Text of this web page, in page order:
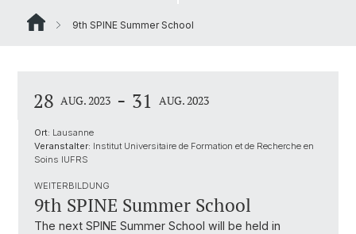
9th SPINE Summer School
28 AUG. 2023 - 31 AUG. 2023
Ort: Lausanne
Veranstalter: Institut Universitaire de Formation et de Recherche en
Soins IUFRS
WEITERBILDUNG
9th SPINE Summer School
The next SPINE Summer School will be held in